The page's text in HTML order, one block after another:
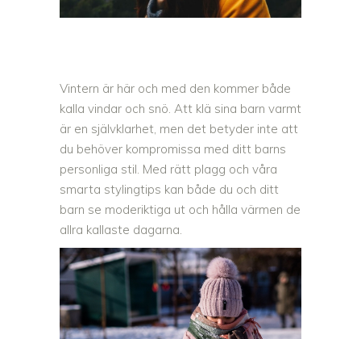
Vintern är här och med den kommer både
kalla vindar och snö. Att klä sina barn varmt
är en självklarhet, men det betyder inte att
du behöver kompromissa med ditt barns
personliga stil. Med rätt plagg och våra
smarta stylingtips kan både du och ditt
barn se moderiktiga ut och hålla värmen de
allra kallaste dagarna.